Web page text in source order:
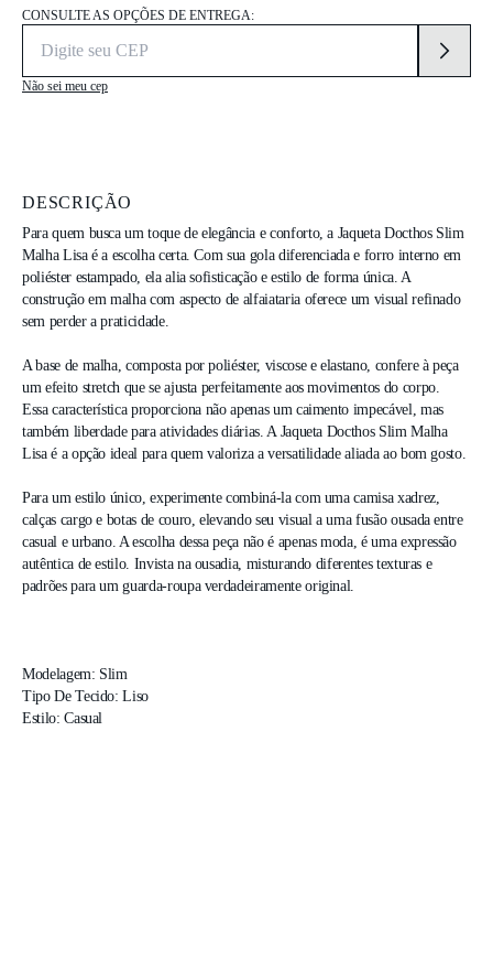
CONSULTE AS OPÇÕES DE ENTREGA:
Não sei meu cep
DESCRIÇÃO
Para quem busca um toque de elegância e conforto, a Jaqueta Docthos Slim
Malha Lisa é a escolha certa. Com sua gola diferenciada e forro interno em
poliéster estampado, ela alia sofisticação e estilo de forma única. A
construção em malha com aspecto de alfaiataria oferece um visual refinado
sem perder a praticidade.
A base de malha, composta por poliéster, viscose e elastano, confere à peça
um efeito stretch que se ajusta perfeitamente aos movimentos do corpo.
Essa característica proporciona não apenas um caimento impecável, mas
também liberdade para atividades diárias. A Jaqueta Docthos Slim Malha
Lisa é a opção ideal para quem valoriza a versatilidade aliada ao bom gosto.
Para um estilo único, experimente combiná-la com uma camisa xadrez,
calças cargo e botas de couro, elevando seu visual a uma fusão ousada entre
casual e urbano. A escolha dessa peça não é apenas moda, é uma expressão
autêntica de estilo. Invista na ousadia, misturando diferentes texturas e
padrões para um guarda-roupa verdadeiramente original.
Modelagem: Slim
Tipo De Tecido: Liso
Estilo: Casual